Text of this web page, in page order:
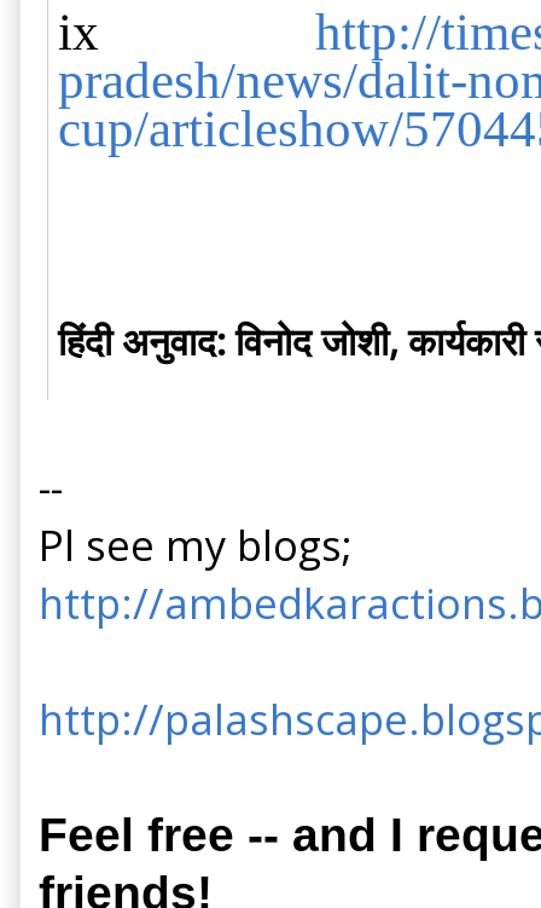
ix http://
pradesh/news/dalit-n
cup/articleshow/
हिंदी अनुवाद: विनोद जोशी,
--
Pl see my blogs;
http://
http://
Feel free -- and I
friends!